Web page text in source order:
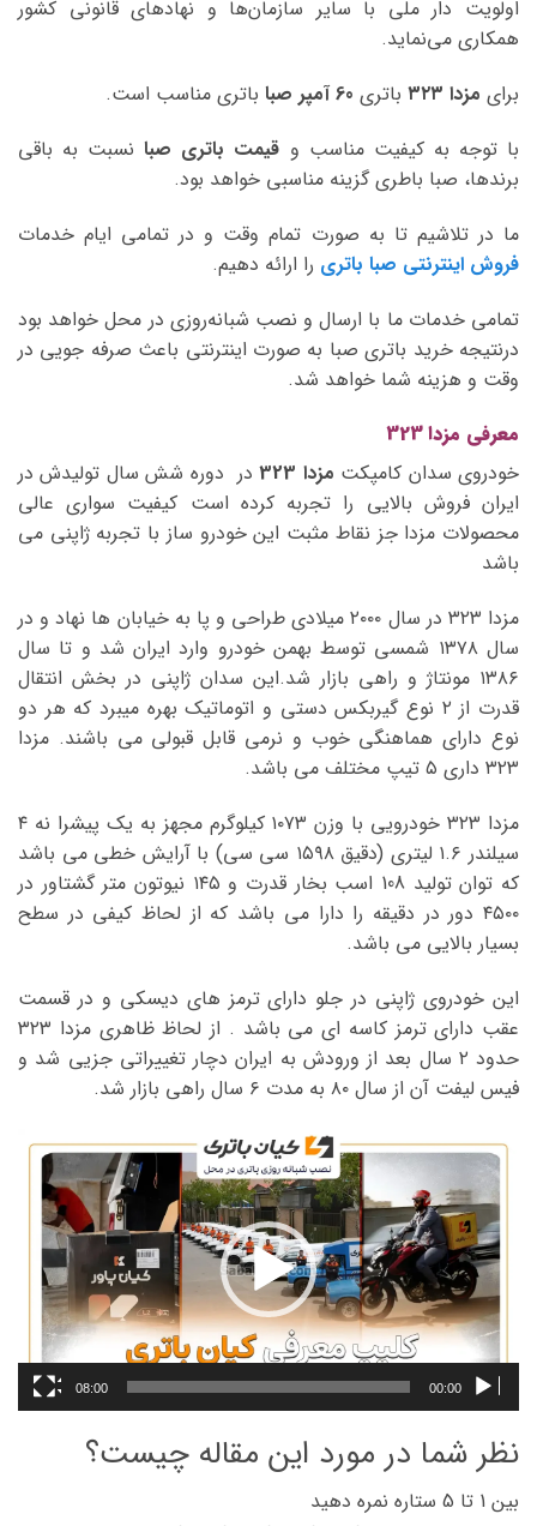
اولویت دار ملی با سایر سازمان‌ها و نهادهای قانونی کشور
همکاری می‌نماید.
برای مزدا ۳۲۳ باتری
باتری مناسب است.
با توجه به کیفیت مناسب و قیمت باتری صبانسبت به باقی
برندها، صبا باطری گزینه مناسبی خواهد بود.
ما در تلاشیم تا به صورت تمام وقت و در تمامی ایام خدمات
فروش اینترنتی صبا باتری را ارائه دهیم.
تمامی خدمات ما با ارسال و نصب شبانه‌روزی در محل خواهد بود
درنتیجه خرید باتری صبا به صورت اینترنتی باعث صرفه جویی در
وقت و هزینه شما خواهد شد.
معرفی مزدا 323
خودروی سدان کامپکت مزدا 323
در دوره شش سال تولیدش در
ایران فروش بالایی را تجربه کرده است کیفیت سواری عالی
محصولات مزدا جز نقاط مثبت این خودرو ساز با تجربه ژاپنی می
باشد
مزدا ۳۲۳ در سال ۲۰۰۰ میلادی طراحی و پا به خیابان ها نهاد و در
سال ۱۳۷۸ شمسی توسط بهمن خودرو وارد ایران شد و تا سال
۱۳۸۶ مونتاژ و راهی بازار شد.این سدان ژاپنی در بخش انتقال
قدرت از ۲ نوع گیربکس دستی و اتوماتیک بهره میبرد که هر دو
نوع دارای هماهنگی خوب و نرمی قابل قبولی می باشند. مزدا
۳۲۳ داری ۵ تیپ مختلف می باشد.
مزدا ۳۲۳ خودرویی با وزن ۱۰۷۳ کیلوگرم مجهز به یک پیشرا نه ۴
سیلندر ۱.۶ لیتری (دقیق ۱۵۹۸ سی سی) با آرایش خطی می باشد
که توان تولید 108 اسب بخار قدرت و ۱۴۵ نیوتون متر گشتاور در
۴۵۰۰ دور در دقیقه را دارا می باشد که از لحاظ کیفی در سطح
بسیار بالایی می باشد.
این خودروی ژاپنی در جلو دارای ترمز های دیسکی و در قسمت
عقب دارای ترمز کاسه ای می باشد . از لحاظ ظاهری مزدا ۳۲۳
حدود ۲ سال بعد از ورودش به ایران دچار تغییراتی جزیی شد و
فیس لیفت آن از سال ۸۰ به مدت ۶ سال راهی بازار شد.
نمایشگر
ویدیو
00:00
08:00
نظر شما در مورد این مقاله چیست؟
بین 1 تا 5 ستاره نمره دهید